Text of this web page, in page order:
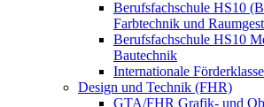
Berufsfachschule HS10
Farbtechnik und
Berufsfachschule HS10
Bautechnik
Internationale
Design und Technik (FHR)
GTA/FHR Grafik- und